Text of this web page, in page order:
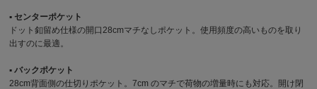
▪︎ センターポケット
ドット釦留め仕様の開口28cmマチなしポケット。使用頻度の高いものを取り
出すのに最適。
▪︎ バックポケット
28cm背面側の仕切りポケット。7cm のマチで荷物の増量時にも対応。開け閉